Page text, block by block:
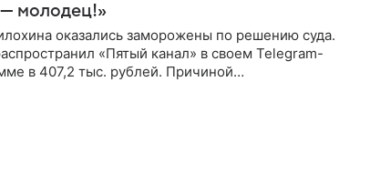
молодец!»
оказались заморожены по решению суда.
«Пятый канал» в своем Telegram-
в 407,2 тыс. рублей. Причиной